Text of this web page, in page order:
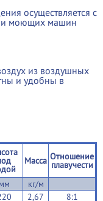
осуществляется с
и моющих машин
из воздушных
и удобны в
Масса Отношение
плавучести
мм
кг/м
2,67
8:1